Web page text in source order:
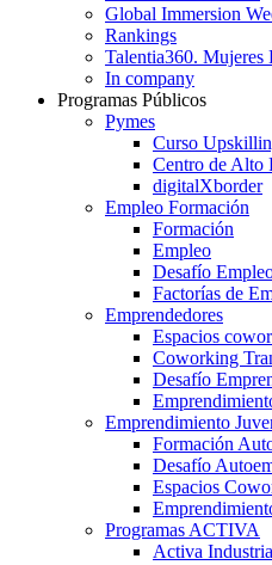
Global Immersion
Rankings
Talentia360. Mujeres
In company
Programas Públicos
Pymes
Curso
Centro de Alto
digitalXborder
Empleo Formación
Formación
Empleo
Desafío
Factorías de
Emprendedores
Espacios
Coworking
Desafío
Emprendimiento
Formación
Desafío
Espacios
Programas ACTIVA
Activa